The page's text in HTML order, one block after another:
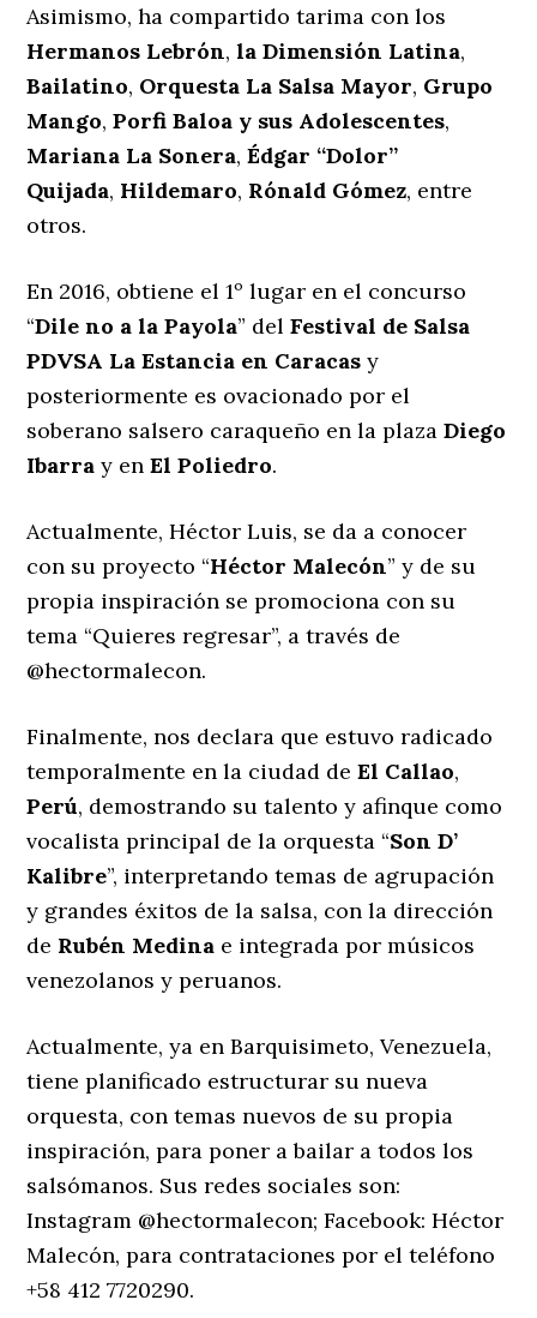
Asimismo, ha compartido tarima con los
Hermanos Lebrón,la Dimensión Latina,
Bailatino, Orquesta La Salsa Mayor, Grupo
Mango,Porfi Baloa y sus Adolescentes,
Mariana La Sonera,Édgar “Dolor”
Quijada, Hildemaro, Rónald Gómez, entre
otros.
En 2016, obtiene el 1º lugar en el concurso
“Dile no a la Payola” delFestival de Salsa
PDVSA La Estancia en Caracas y
posteriormente es ovacionado por el
soberano salsero caraqueño en la plazaDiego
Ibarra y enEl Poliedro.
Actualmente, Héctor Luis, se da a conocer
con su proyecto “Héctor Malecón” y de su
propia inspiración se promociona con su
tema “Quieres regresar”, a través de
@hectormalecon.
Finalmente, nos declara que estuvo radicado
temporalmente en la ciudad deEl Callao,
Perú, demostrando su talento y afinque como
vocalista principal de la orquesta “Son D’
Kalibre”, interpretando temas de agrupación
y grandes éxitos de la salsa, con la dirección
de Rubén Medina e integrada por músicos
venezolanos y peruanos.
Actualmente, ya en Barquisimeto, Venezuela,
tiene planificado estructurar su nueva
orquesta, con temas nuevos de su propia
inspiración, para poner a bailar a todos los
salsómanos. Sus redes sociales son:
Instagram @hectormalecon; Facebook: Héctor
Malecón, para contrataciones por el teléfono
+58 412 7720290.